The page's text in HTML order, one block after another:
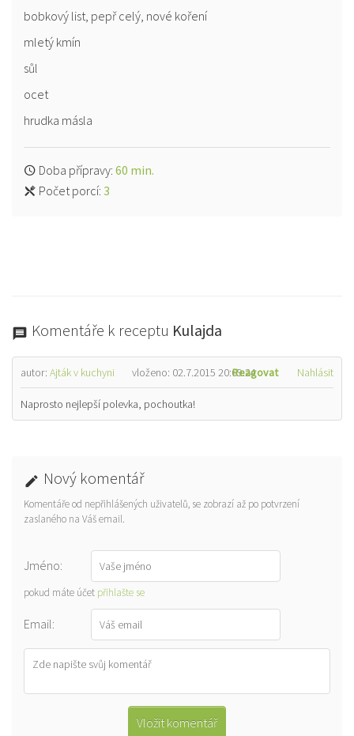
bobkový list, pepř celý, nové koření
mletý kmín
sůl
ocet
hrudka másla
Doba přípravy: 60 min.
Počet porcí: 3
Komentáře k receptu Kulajda
autor: Ajták v kuchyni vloženo: 02.7.2015 20:09:24Reagovat Nahlásit
Naprosto nejlepší polevka, pochoutka!
Nový komentář
Komentáře od nepřihlášených uživatelů, se zobrazí až po potvrzení
zaslaného na Váš email.
Jméno:
pokud máte účet přihlašte se
Email: